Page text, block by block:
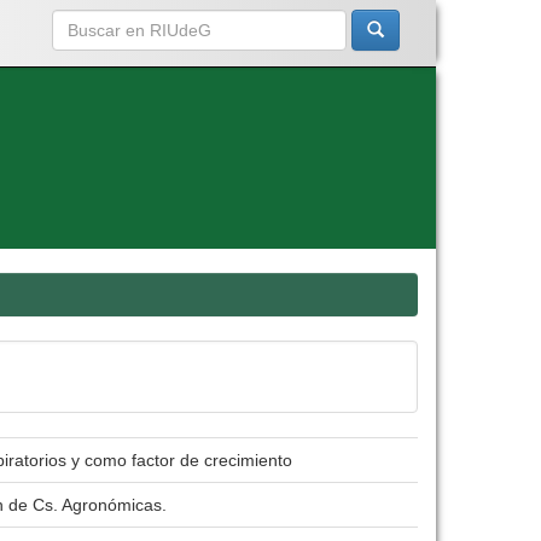
y como factor de crecimiento
Cs. Agronómicas.